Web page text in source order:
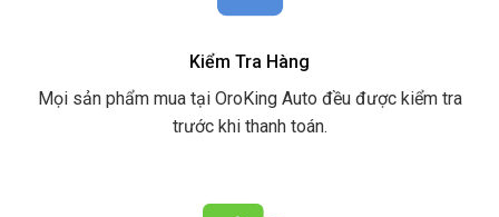
Kiểm Tra Hàng
Mọi sản phẩm mua tại OroKing Auto đều được kiểm tra
trước khi thanh toán.